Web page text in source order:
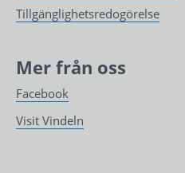
Tillgänglighetsredogörelse
Mer från oss
Facebook
Visit Vindeln